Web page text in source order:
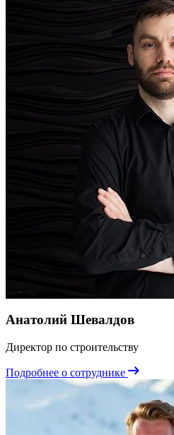
Анатолий Шевалдов
Директор по строительству
Подробнее о сотруднике